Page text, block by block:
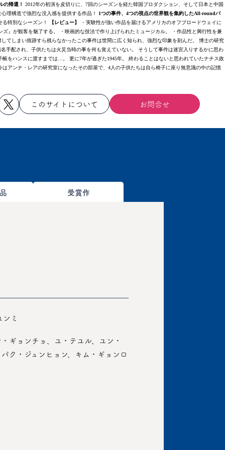
の帰還！
2012年の初演を皮切りに、7回のシーズンを経た韓国プロダクション、そして日本と中国
理構造で強烈な没入感を提供する作品！ 1つの事件、4つの視点の世界観を集約したAll-roundバ
特別なシーズン！ 【レビュー】
・実験性が強い作品を届けるアメリカのオフブロードウェイに
』が観客を魅了する。 ・映画的な技法で作り上げられたミュージカル。 ・作品性と興行性を兼
てしまい痕跡すら残らなかったこの事件は世間に広く知られ、強烈な印象を刻んだ。 博士の研究
手配され、子供たちは火災当時の事を何も覚えていない。 そうして事件は迷宮入りするかに思わ
をハンスに渡すまでは…。 更に7年が過ぎた1945年。 終わることはないと思われていたナチス政
アンナ・レアの研究室になったその部屋で、4人の子供たちは自ら椅子に座り無意識の中の記憶
このサイトについて お問合せ
受賞作
ミ
ギョンチョ、ユ・テユル、ユン・
ク・ジュンヒョン、キム・ギョンロ